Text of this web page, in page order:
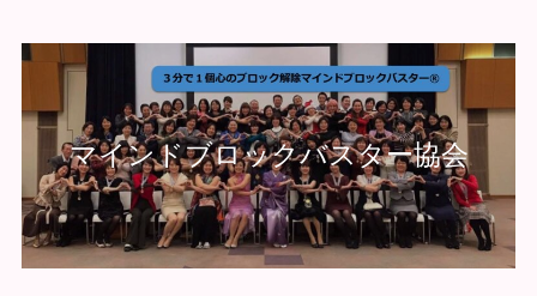
マインドブロックバスター協会